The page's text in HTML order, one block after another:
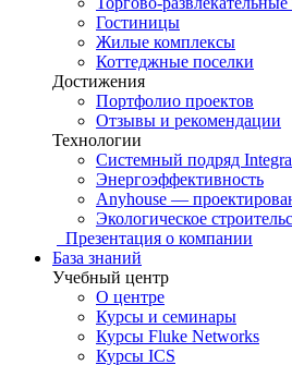
Гостиницы
Жилые комплексы
Коттеджные поселки
Достижения
Портфолио проектов
Отзывы и рекомендации
Технологии
Системный подряд
Энергоэффективность
Anyhouse —
Экологическое
Презентация о компании
База знаний
Учебный центр
О центре
Курсы и семинары
Курсы Fluke Networks
Курсы ICS